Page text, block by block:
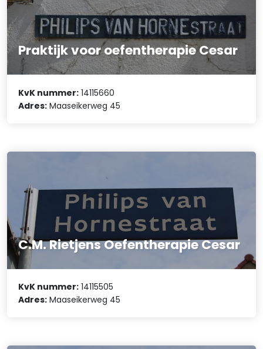
Praktijk voor oefentherapie Cesar
KvK nummer: 14115660
Adres: Maaseikerweg 45
C.M. Rietjens Oefentherapie Cesar
KvK nummer: 14115505
Adres: Maaseikerweg 45